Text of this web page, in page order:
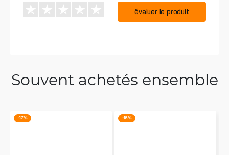
évaluer le produit
Souvent achetés ensemble
-17 % -16 %